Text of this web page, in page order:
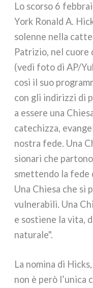
Lo scor­so 6
York Ronald A.
solen­ne nel­la
Patrizio, nel
(vedi foto di AP/
così il suo
con gli indi­riz­zi di
a esse­re una
cate­chiz­za,
nostra fede. Una
sio­na­ri che
smet­ten­do la fede
Una Chiesa che si
vul­ne­ra­bi­li. Una
e sostie­ne la vita,
natu­ra­le".
La nomi­na di
non è però l’unica